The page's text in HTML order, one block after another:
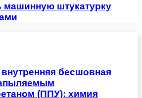
машинную штукатурку
бесшовная
(ППУ): химия